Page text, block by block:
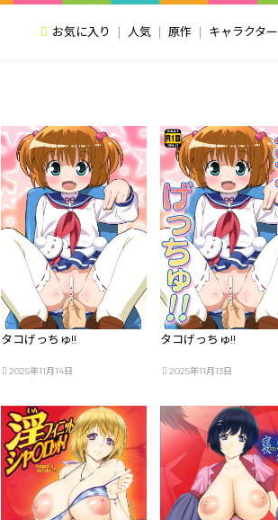
お気に入り 人気 原作 キャラクター
タコげっちゅ!!
2025年11月14日
タコげっちゅ!!
2025年11月13日